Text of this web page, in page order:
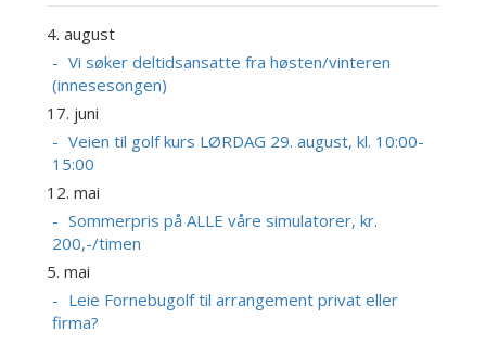
4. august
Vi søker deltidsansatte fra høsten/vinteren
(innesesongen)
17. juni
Veien til golf kurs LØRDAG 29. august, kl. 10:00-
15:00
12. mai
Sommerpris på ALLE våre simulatorer, kr.
200,-/timen
5. mai
Leie Fornebugolf til arrangement privat eller
firma?